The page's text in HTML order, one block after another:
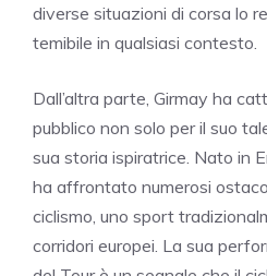
diverse situazioni di corsa lo
temibile in qualsiasi contesto.
Dall’altra parte, Girmay ha
pubblico non solo per il suo
sua storia ispiratrice. Nato in
ha affrontato numerosi
ciclismo, uno sport
corridori europei. La sua